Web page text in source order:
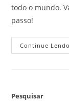
todo o mundo.
passo!
Continue Lendo
Pesquisar